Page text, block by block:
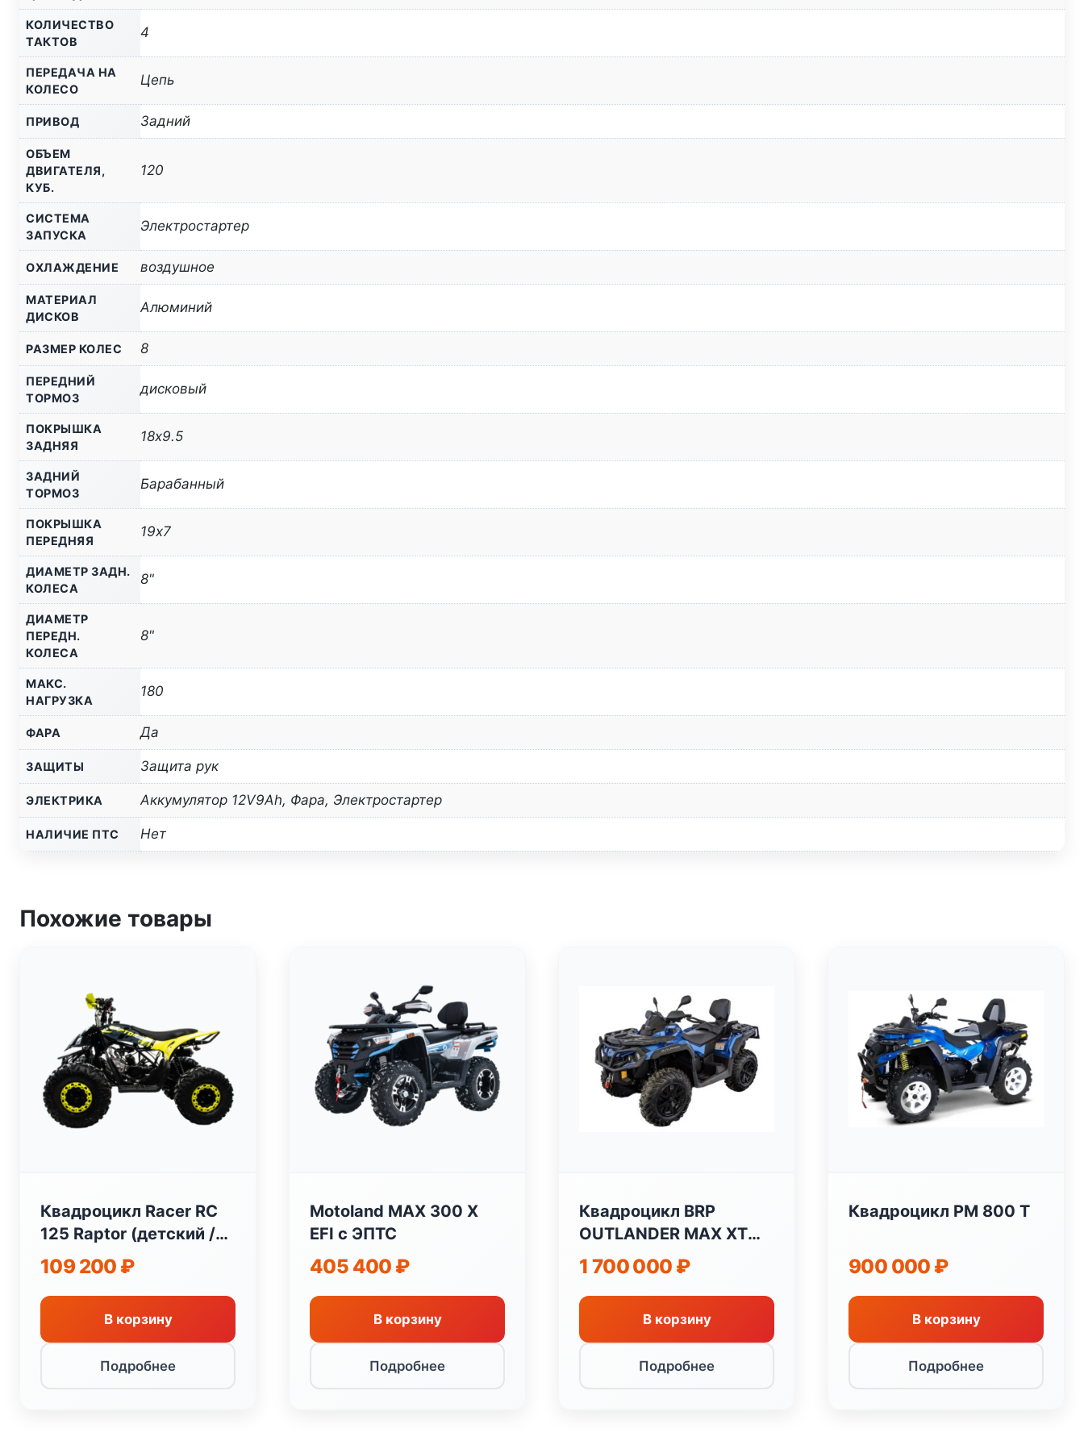
КОЛИЧЕСТВО
ТАКТОВ
4
ПЕРЕДАЧА НА
КОЛЕСО
Цепь
ПРИВОД Задний
ОБЪЕМ
ДВИГАТЕЛЯ,
КУБ.
120
СИСТЕМА
ЗАПУСКА
Электростартер
ОХЛАЖДЕНИЕ воздушное
МАТЕРИАЛ
ДИСКОВ
Алюминий
РАЗМЕР КОЛЕС 8
ПЕРЕДНИЙ
ТОРМОЗ
дисковый
ПОКРЫШКА
ЗАДНЯЯ
18х9.5
ЗАДНИЙ
ТОРМОЗ
Барабанный
ПОКРЫШКА
ПЕРЕДНЯЯ
19х7
ДИАМЕТР ЗАДН.
КОЛЕСА
8"
ДИАМЕТР
ПЕРЕДН.
КОЛЕСА
8"
МАКС.
НАГРУЗКА
180
ФАРА Да
ЗАЩИТЫ Защита рук
ЭЛЕКТРИКА Аккумулятор 12V9Ah, Фара, Электростартер
НАЛИЧИЕ ПТС Нет
Похожие товары
Квадроцикл Racer RC
125 Raptor (детский /
подростковый)
109 200 ₽
В корзину
Подробнее
Motoland MAX 300 X
EFI с ЭПТС
405 400 ₽
В корзину
Подробнее
Квадроцикл BRP
OUTLANDER MAX XT
650
1 700 000 ₽
В корзину
Подробнее
Квадроцикл РМ 800 T
900 000 ₽
В корзину
Подробнее